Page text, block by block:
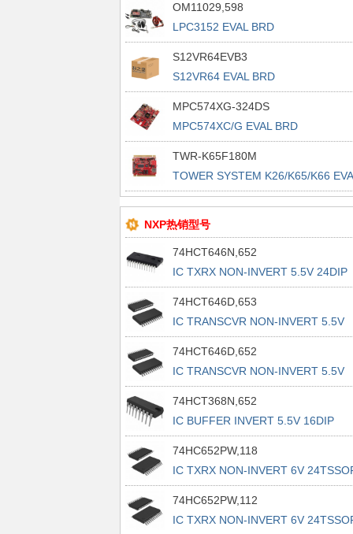
OM11029,598
LPC3152 EVAL BRD
S12VR64EVB3
S12VR64 EVAL BRD
MPC574XG-324DS
MPC574XC/G EVAL BRD
TWR-K65F180M
TOWER SYSTEM K26/K65/K66
BD
NXP热销型号
74HCT646N,652
IC TXRX NON-INVERT 5.5V 24DIP
74HCT646D,653
IC TRANSCVR NON-INVERT 5.5V
24SO
74HCT646D,652
IC TRANSCVR NON-INVERT 5.5V
24SO
74HCT368N,652
IC BUFFER INVERT 5.5V 16DIP
74HC652PW,118
IC TXRX NON-INVERT 6V
74HC652PW,112
IC TXRX NON-INVERT 6V